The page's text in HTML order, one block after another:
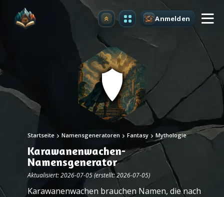
Upgrade Anmelden
Startseite Namensgeneratoren Fantasy Mythologie
Karawanenwachen-
Namensgenerator
Aktualisiert: 2026-07-05 (erstellt: 2026-07-05)
Karawanenwachen brauchen Namen, die nach